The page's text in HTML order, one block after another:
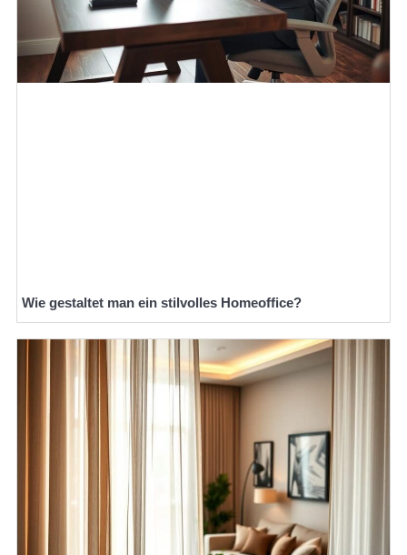
Wie gestaltet man ein stilvolles Homeoffice?